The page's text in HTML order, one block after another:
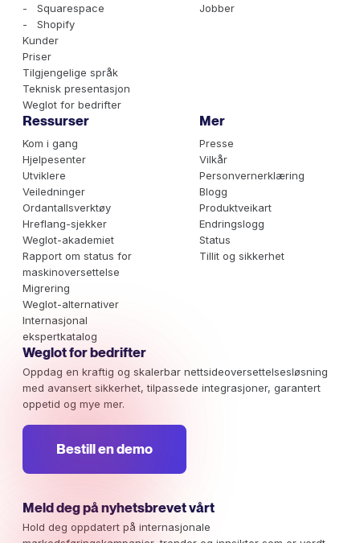
- Squarespace
- Shopify
Kunder
Priser
Tilgjengelige språk
Teknisk presentasjon
Weglot for bedrifter
Jobber
Ressurser
Kom i gang
Hjelpesenter
Utviklere
Veiledninger
Ordantallsverktøy
Hreflang-sjekker
Weglot-akademiet
Rapport om status for
maskinoversettelse
Migrering
Weglot-alternativer
Internasjonal
ekspertkatalog
Mer
Presse
Vilkår
Personvernerklæring
Blogg
Produktveikart
Endringslogg
Status
Tillit og sikkerhet
Weglot for bedrifter
Oppdag en kraftig og skalerbar nettsideoversettelsesløsning
med avansert sikkerhet, tilpassede integrasjoner, garantert
oppetid og mye mer.
Bestill en demo
Meld deg på nyhetsbrevet vårt
Hold deg oppdatert på internasjonale